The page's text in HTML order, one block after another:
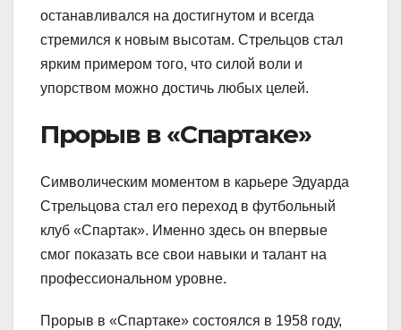
останавливался на достигнутом и всегда
стремился к новым высотам. Стрельцов стал
ярким примером того, что силой воли и
упорством можно достичь любых целей.
Прорыв в «Спартаке»
Символическим моментом в карьере Эдуарда
Стрельцова стал его переход в футбольный
клуб «Спартак». Именно здесь он впервые
смог показать все свои навыки и талант на
профессиональном уровне.
Прорыв в «Спартаке» состоялся в 1958 году,